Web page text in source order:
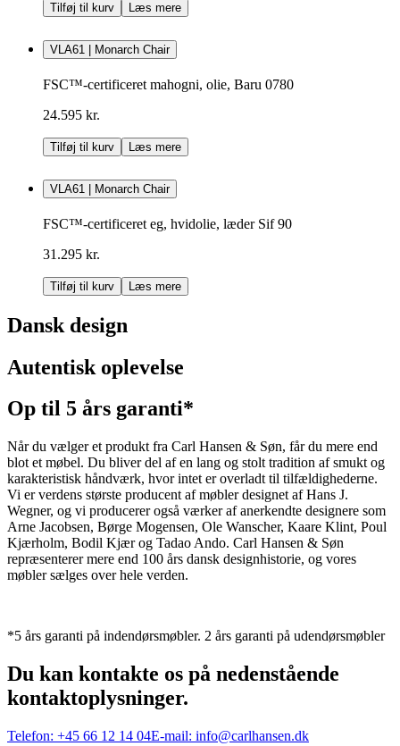
Tilføj til kurv Læs mere
VLA61 | Monarch Chair
FSC™-certificeret mahogni, olie, Baru 0780
24.595 kr.
Tilføj til kurv Læs mere
VLA61 | Monarch Chair
FSC™-certificeret eg, hvidolie, læder Sif 90
31.295 kr.
Tilføj til kurv Læs mere
Dansk design
Autentisk oplevelse
Op til 5 års garanti*
Når du vælger et produkt fra Carl Hansen & Søn, får du mere end
blot et møbel. Du bliver del af en lang og stolt tradition af smukt og
karakteristisk håndværk, hvor intet er overladt til tilfældighederne.
Vi er verdens største producent af møbler designet af Hans J.
Wegner, og vi producerer også værker af anerkendte designere som
Arne Jacobsen, Børge Mogensen, Ole Wanscher, Kaare Klint, Poul
Kjærholm, Bodil Kjær og Tadao Ando. Carl Hansen & Søn
repræsenterer mere end 100 års dansk designhistorie, og vores
møbler sælges over hele verden.
*5 års garanti på indendørsmøbler. 2 års garanti på udendørsmøbler
Du kan kontakte os på nedenstående
kontaktoplysninger.
Telefon: +45 66 12 14 04E-mail: info@carlhansen.dk